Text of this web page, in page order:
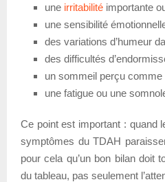
une irritabilité importante
une sensibilité
des variations d’humeur
des difficultés
un sommeil perçu comme
une fatigue ou une
Ce point est important : quand
symptômes du TDAH
pour cela qu’un bon bilan doit
du tableau, pas seulement